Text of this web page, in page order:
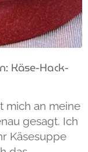
Käse-Hack-
mich an meine
gesagt. Ich
Käsesuppe